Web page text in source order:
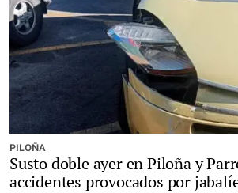
PILOÑA
Susto doble ayer en Piloña y
accidentes provocados por